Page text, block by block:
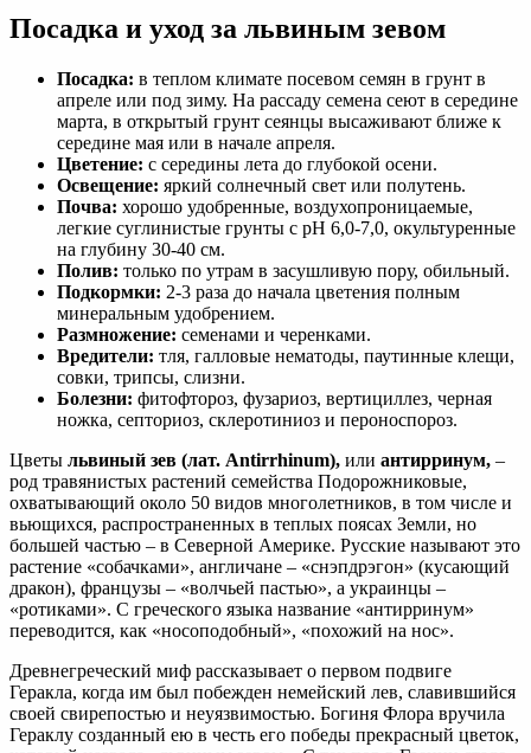
Посадка и уход за львиным зевом
Посадка: в теплом климате посевом семян в грунт в
апреле или под зиму. На рассаду семена сеют в середине
марта, в открытый грунт сеянцы высаживают ближе к
середине мая или в начале апреля.
Цветение: с середины лета до глубокой осени.
Освещение: яркий солнечный свет или полутень.
Почва: хорошо удобренные, воздухопроницаемые,
легкие суглинистые грунты с pH 6,0-7,0, окультуренные
на глубину 30-40 см.
Полив: только по утрам в засушливую пору, обильный.
Подкормки: 2-3 раза до начала цветения полным
минеральным удобрением.
Размножение: семенами и черенками.
Вредители: тля, галловые нематоды, паутинные клещи,
совки, трипсы, слизни.
Болезни: фитофтороз, фузариоз, вертициллез, черная
ножка, септориоз, склеротиниоз и пероноспороз.
Цветы львиный зев (лат. Antirrhinum), или антирринум, –
род травянистых растений семейства Подорожниковые,
охватывающий около 50 видов многолетников, в том числе и
вьющихся, распространенных в теплых поясах Земли, но
большей частью – в Северной Америке. Русские называют это
растение «собачками», англичане – «снэпдрэгон» (кусающий
дракон), французы – «волчьей пастью», а украинцы –
«ротиками». С греческого языка название «антирринум»
переводится, как «носоподобный», «похожий на нос».
Древнегреческий миф рассказывает о первом подвиге
Геракла, когда им был побежден немейский лев, славившийся
своей свирепостью и неуязвимостью. Богиня Флора вручила
Гераклу созданный ею в честь его победы прекрасный цветок,